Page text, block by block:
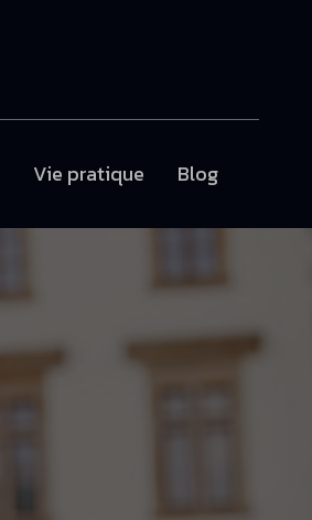
Vie pratique Blog